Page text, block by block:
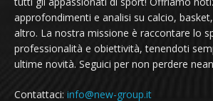
approfondimenti e analisi su calcio,
altro. La nostra missione è raccontare lo
professionalità e obiettività, tenendoti
ultime novità. Seguici per non perdere
Contattaci: info@new-group.it